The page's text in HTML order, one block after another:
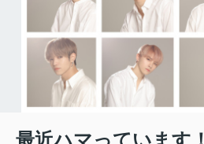
最近ハマっています！